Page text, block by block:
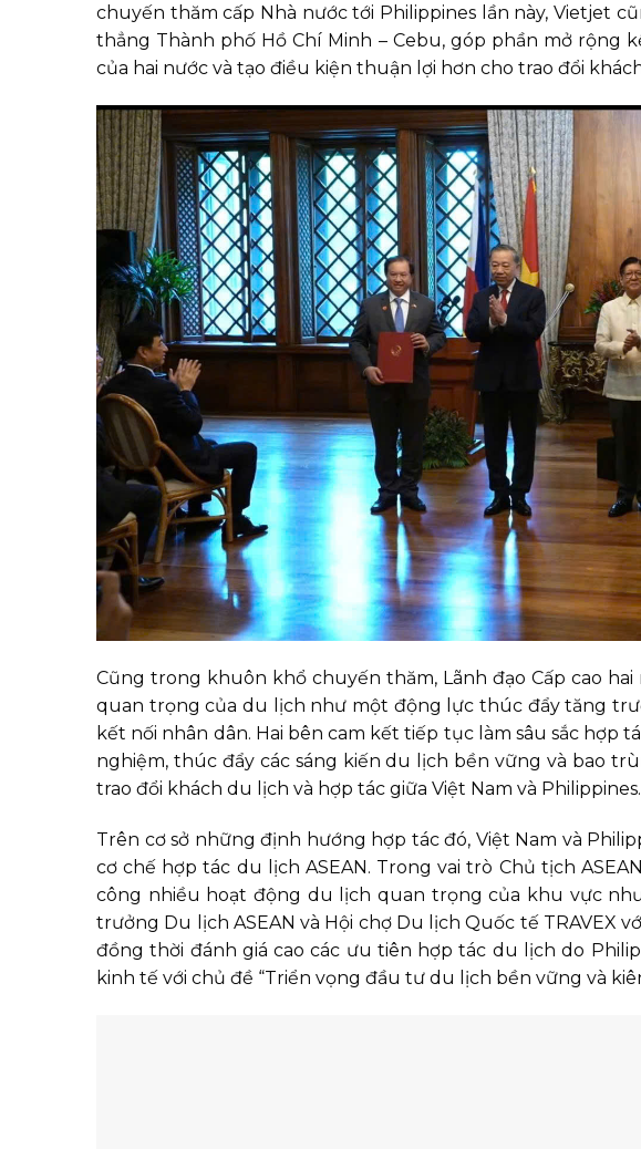
chuyến thăm cấp Nhà nước tới Philippines lần này, Vietjet
thẳng Thành phố Hồ Chí Minh – Cebu, góp phần mở rộng
của hai nước và tạo điều kiện thuận lợi hơn cho trao đổi
Cũng trong khuôn khổ chuyến thăm, Lãnh đạo Cấp cao
quan trọng của du lịch như một động lực thúc đẩy tăng
kết nối nhân dân. Hai bên cam kết tiếp tục làm sâu sắc
nghiệm, thúc đẩy các sáng kiến du lịch bền vững và bao
trao đổi khách du lịch và hợp tác giữa Việt Nam và Philippines.
Trên cơ sở những định hướng hợp tác đó, Việt Nam và
cơ chế hợp tác du lịch ASEAN. Trong vai trò Chủ tịch
công nhiều hoạt động du lịch quan trọng của khu vực như
trưởng Du lịch ASEAN và Hội chợ Du lịch Quốc tế TRAVEX
đồng thời đánh giá cao các ưu tiên hợp tác du lịch do
kinh tế với chủ đề “Triển vọng đầu tư du lịch bền vững và